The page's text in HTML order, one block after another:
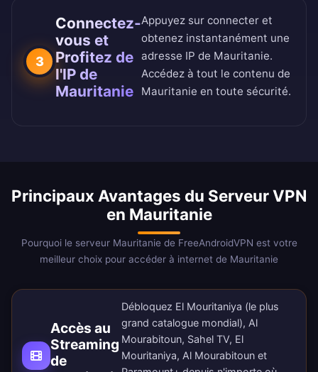
3
Connectez-
vous et
Profitez de
l'IP de
Mauritanie
Appuyez sur connecter et
obtenez instantanément une
adresse IP de Mauritanie.
Accédez à tout le contenu de
Mauritanie en toute sécurité.
Principaux Avantages du Serveur VPN
en Mauritanie
Pourquoi le serveur Mauritanie de FreeAndroidVPN est votre
meilleur choix pour accéder à internet de Mauritanie
Accès au
Streaming
de
Débloquez El Mouritaniya (le plus
grand catalogue mondial), Al
Mourabitoun, Sahel TV, El
Mouritaniya, Al Mourabitoun et